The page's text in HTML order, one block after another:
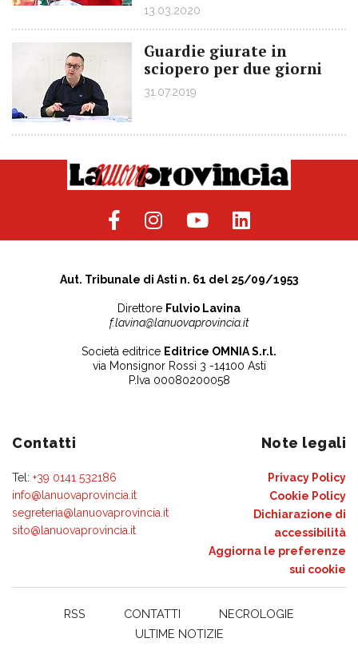
13.03.2020
Guardie giurate in
sciopero per due giorni
31.07.2019
Aut. Tribunale di Asti n. 61 del 25/09/1953
Direttore Fulvio Lavina
f.lavina@lanuovaprovincia.it
Società editrice Editrice OMNIA S.r.l.
via Monsignor Rossi 3 -14100 Asti
P.Iva 00080200058
Contatti
Tel: +39 0141 532186
info@lanuovaprovincia.it
segreteria@lanuovaprovincia.it
sito@lanuovaprovincia.it
Note legali
Privacy Policy
Cookie Policy
Dichiarazione di
accessibilità
Aggiorna le preferenze
sui cookie
RSS CONTATTI
NECROLOGIE
ULTIME NOTIZIE